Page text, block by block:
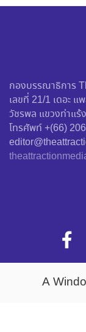
กองบรรณาธิการ
เลขที่ 21/1 เดอะ
วัชรพล แขวงท่าแร้
โทรศัพท์ +(66)
A